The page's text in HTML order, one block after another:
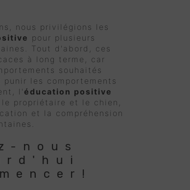
nous privilégions les
pour plusieurs
Tout d'abord, ces
à long terme, car
souhaités
les comportements
l' éducation positive
propriétaire et le chien,
et la compréhension
nous